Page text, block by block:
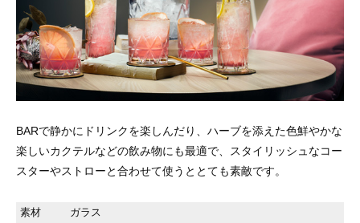
BARで静かにドリンクを楽しんだり、ハーブを添えた色鮮やかな
楽しいカクテルなどの飲み物にも最適で、スタイリッシュなコー
スターやストローと合わせて使うととても素敵です。
素材
ガラス